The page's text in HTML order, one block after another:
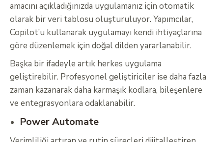
amacını açıkladığınızda uygulamanız için otomatik
olarak bir veri tablosu oluşturuluyor. Yapımcılar,
Copilot’u kullanarak uygulamayı kendi ihtiyaçlarına
göre düzenlemek için doğal dilden yararlanabilir.
Başka bir ifadeyle artık herkes uygulama
geliştirebilir. Profesyonel geliştiriciler ise daha fazla
zaman kazanarak daha karmaşık kodlara, bileşenlere
ve entegrasyonlara odaklanabilir.
Power Automate